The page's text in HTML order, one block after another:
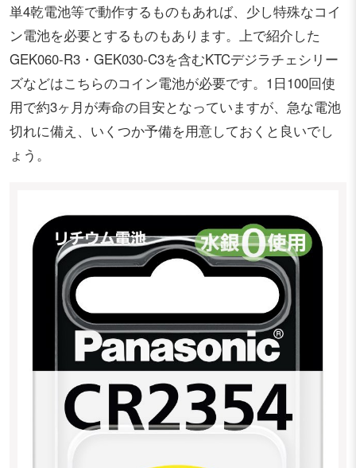
単4乾電池等で動作するものもあれば、少し特殊なコイ
ン電池を必要とするものもあります。上で紹介した
GEK060-R3・GEK030-C3を含むKTCデジラチェシリー
ズなどはこちらのコイン電池が必要です。1日100回使
用で約3ヶ月が寿命の目安となっていますが、急な電池
切れに備え、いくつか予備を用意しておくと良いでし
ょう。